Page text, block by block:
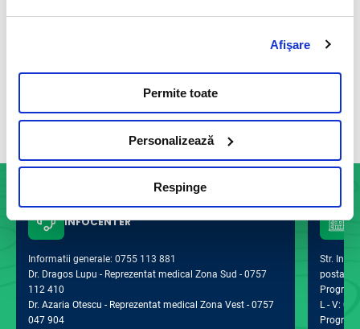
Afişare
Permite toate
Personalizează
Respinge
INFOCENTER
Informatii generale: 0755 113 881
Dr. Dragos Lupu - Reprezentat medical Zona Sud - 0757
112 410
Dr. Azaria Otescu - Reprezentat medical Zona Vest - 0757
047 904
Str.
postal
L - V: